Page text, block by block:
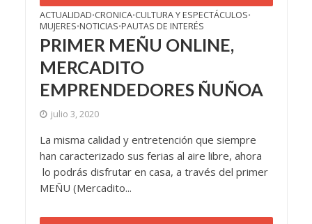
ACTUALIDAD•CRONICA•CULTURA Y ESPECTÁCULOS•
MUJERES•NOTICIAS•PAUTAS DE INTERÉS
PRIMER MEÑU ONLINE,
MERCADITO
EMPRENDEDORES ÑUÑOA
julio 3, 2020
La misma calidad y entretención que siempre
han caracterizado sus ferias al aire libre, ahora
lo podrás disfrutar en casa, a través del primer
MEÑU (Mercadito...